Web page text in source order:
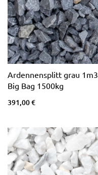
Ardennensplitt grau 1m3
Big Bag 1500kg
391,00 €